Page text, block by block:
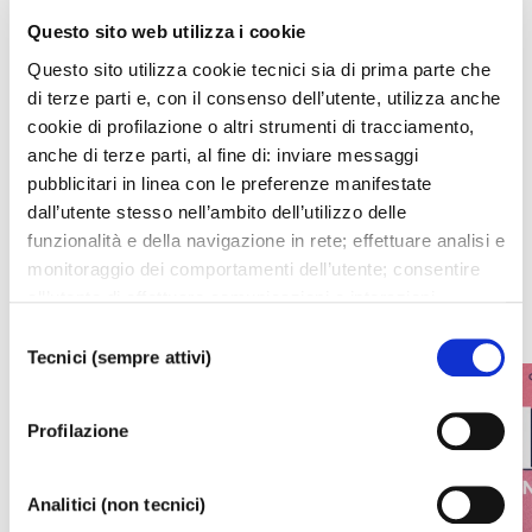
Questo sito web utilizza i cookie
Questo sito utilizza cookie tecnici sia di prima parte che
di terze parti e, con il consenso dell’utente, utilizza anche
cookie di profilazione o altri strumenti di tracciamento,
anche di terze parti, al fine di: inviare messaggi
pubblicitari in linea con le preferenze manifestate
dall’utente stesso nell’ambito dell’utilizzo delle
funzionalità e della navigazione in rete; effettuare analisi e
monitoraggio dei comportamenti dell’utente; consentire
TUTTI”, l’utente acconsente all’uso di tutti i cookie non
tecnici, inclusi quindi quelli di profilazione, analitici e
social. Il consenso è facoltativo e può essere revocato in
qualsiasi momento. Se l’utente desidera modificare le
sinistra dello schermo. Per sapere di più sui cookie che
da dove è
delTecnici (sempre attivi)
Profilazione
Analitici (non tecnici)
I prossimi eventi
Gli appuntamenti della settimana
IL CALENDARIO COMPLETO